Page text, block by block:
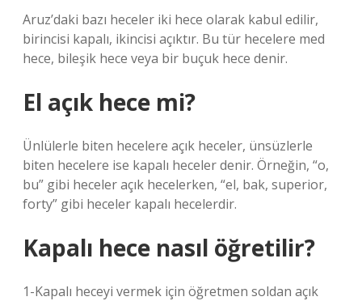
Aruz’daki bazı heceler iki hece olarak kabul edilir,
birincisi kapalı, ikincisi açıktır. Bu tür hecelere med
hece, bileşik hece veya bir buçuk hece denir.
El açık hece mi?
Ünlülerle biten hecelere açık heceler, ünsüzlerle
biten hecelere ise kapalı heceler denir. Örneğin, “o,
bu” gibi heceler açık hecelerken, “el, bak, superior,
forty” gibi heceler kapalı hecelerdir.
Kapalı hece nasıl öğretilir?
1-Kapalı heceyi vermek için öğretmen soldan açık